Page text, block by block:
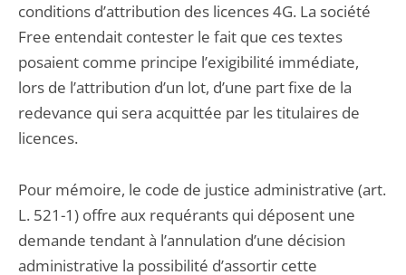
conditions d’attribution des licences 4G. La société
Free entendait contester le fait que ces textes
posaient comme principe l’exigibilité immédiate,
lors de l’attribution d’un lot, d’une part fixe de la
redevance qui sera acquittée par les titulaires de
licences.
Pour mémoire, le code de justice administrative (art.
L. 521-1) offre aux requérants qui déposent une
demande tendant à l’annulation d’une décision
administrative la possibilité d’assortir cette